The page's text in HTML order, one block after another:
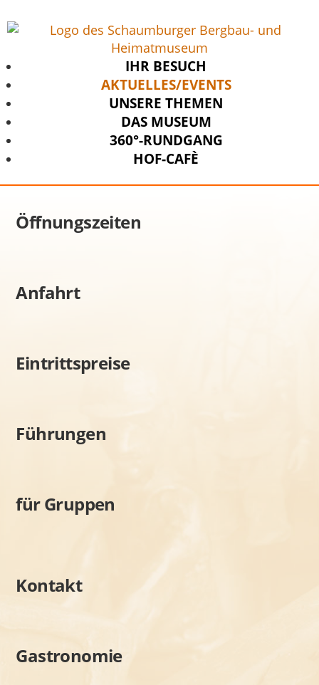
IHR BESUCH
AKTUELLES/EVENTS
UNSERE THEMEN
DAS MUSEUM
360°-RUNDGANG
HOF-CAFÈ
Öffnungszeiten
Anfahrt
Eintrittspreise
Führungen
für Gruppen
Kontakt
Gastronomie